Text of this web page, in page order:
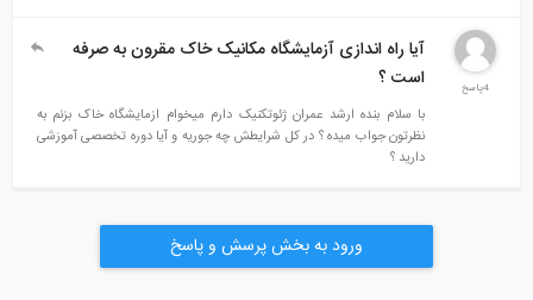
4پاسخ
آیا راه اندازی آزمایشگاه مکانیک خاک مقرون به صرفه
است ؟
با سلام بنده ارشد عمران ژئوتکنیک دارم میخوام ازمایشگاه خاک بزنم به
نظرتون جواب میده ؟ در کل شرایطش چه جوریه و آیا دوره تخصصی آموزشی
دارید ؟
ورود به بخش پرسش و پاسخ